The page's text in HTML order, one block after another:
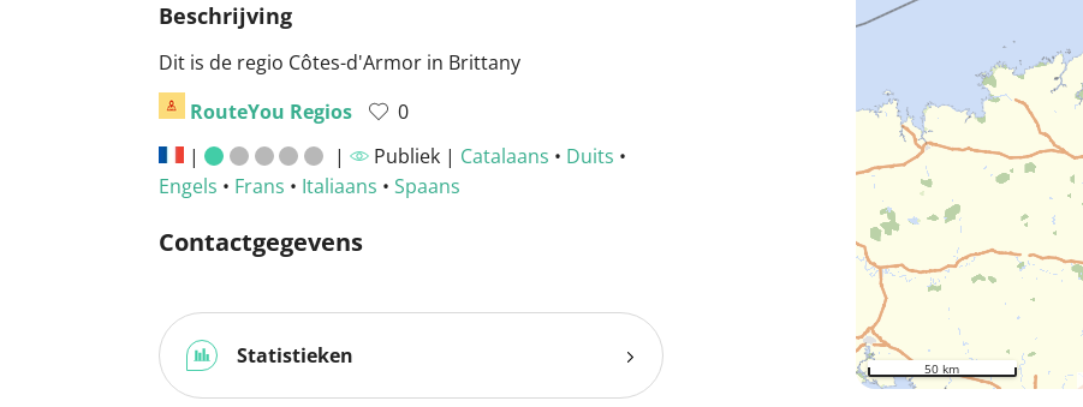
Beschrijving
Dit is de regio Côtes-d'Armor in Brittany
RouteYou Regios
0
|
| Publiek | Catalaans • Duits •
Engels • Frans • Italiaans • Spaans
Contactgegevens
Statistieken 50 km